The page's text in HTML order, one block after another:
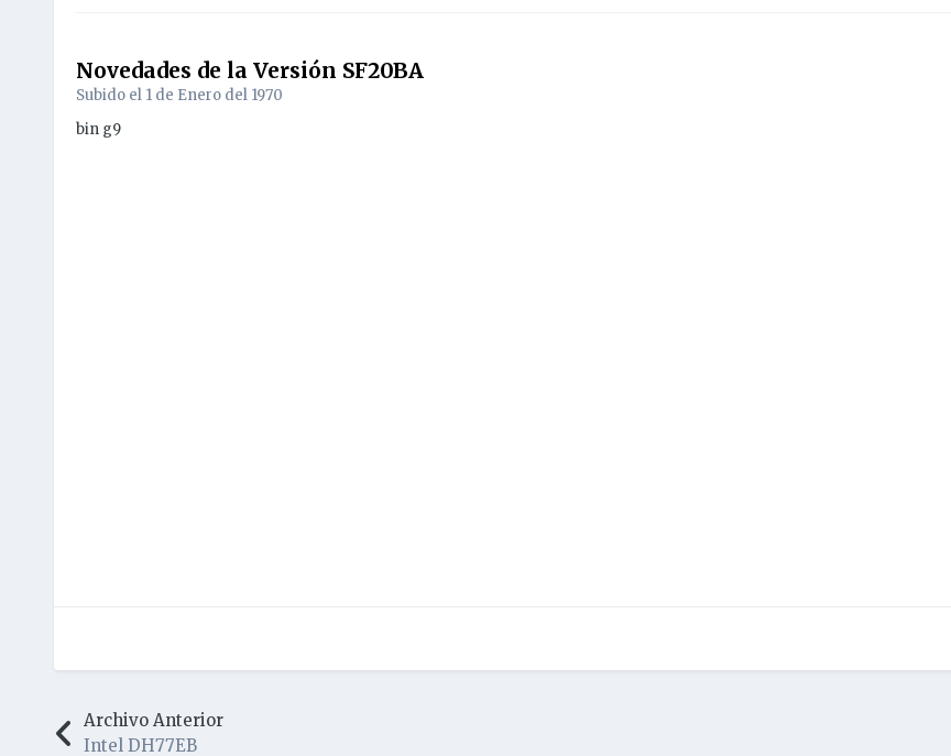
Novedades de la Versión SF20BA
Subido el 1 de Enero del 1970
bin g9
Archivo Anterior
Intel DH77EB